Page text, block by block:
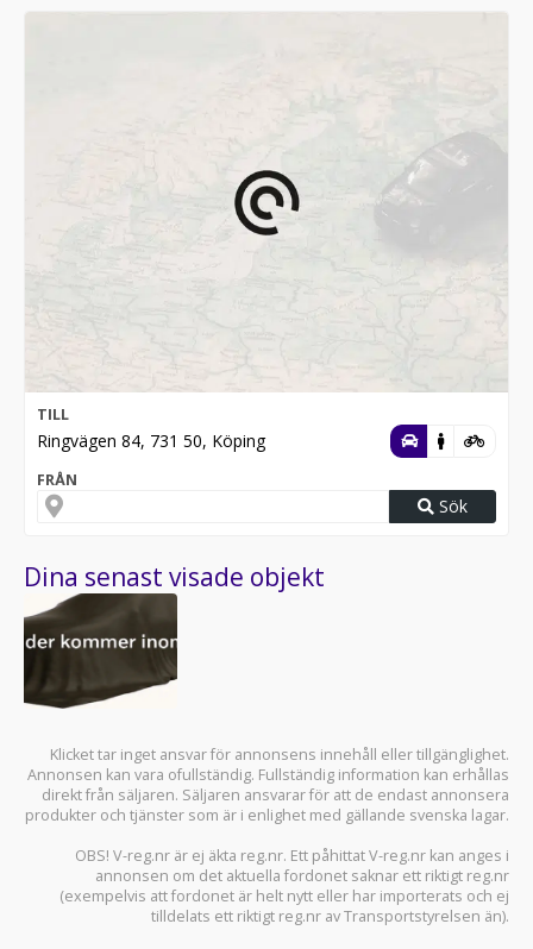
TILL
Ringvägen 84, 731 50, Köping
FRÅN
Sök
Dina senast visade objekt
Klicket tar inget ansvar för annonsens innehåll eller tillgänglighet.
Annonsen kan vara ofullständig. Fullständig information kan erhållas
direkt från säljaren. Säljaren ansvarar för att de endast annonsera
produkter och tjänster som är i enlighet med gällande svenska lagar.
OBS! V-reg.nr är ej äkta reg.nr. Ett påhittat V-reg.nr kan anges i
annonsen om det aktuella fordonet saknar ett riktigt reg.nr
(exempelvis att fordonet är helt nytt eller har importerats och ej
tilldelats ett riktigt reg.nr av Transportstyrelsen än).